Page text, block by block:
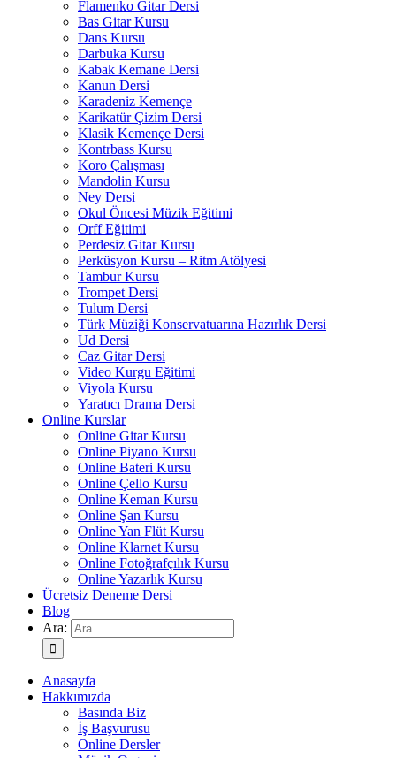
Flamenko Gitar Dersi
Bas Gitar Kursu
Dans Kursu
Darbuka Kursu
Kabak Kemane Dersi
Kanun Dersi
Karadeniz Kemençe
Karikatür Çizim Dersi
Klasik Kemençe Dersi
Kontrbass Kursu
Koro Çalışması
Mandolin Kursu
Ney Dersi
Okul Öncesi Müzik Eğitimi
Orff Eğitimi
Perdesiz Gitar Kursu
Perküsyon Kursu – Ritm Atölyesi
Tambur Kursu
Trompet Dersi
Tulum Dersi
Türk Müziği Konservatuarına Hazırlık Dersi
Ud Dersi
Caz Gitar Dersi
Video Kurgu Eğitimi
Viyola Kursu
Yaratıcı Drama Dersi
Online Kurslar
Online Gitar Kursu
Online Piyano Kursu
Online Bateri Kursu
Online Çello Kursu
Online Keman Kursu
Online Şan Kursu
Online Yan Flüt Kursu
Online Klarnet Kursu
Online Fotoğrafçılık Kursu
Online Yazarlık Kursu
Ücretsiz Deneme Dersi
Blog
Ara:
Anasayfa
Hakkımızda
Basında Biz
İş Başvurusu
Online Dersler